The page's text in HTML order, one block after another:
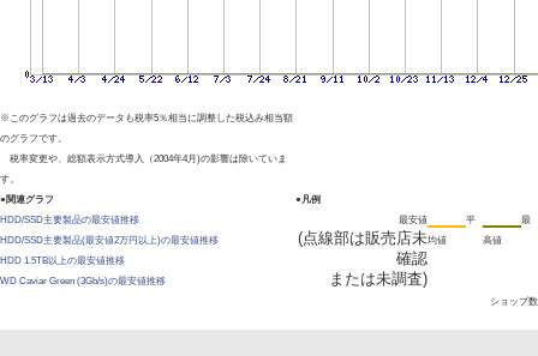
※このグラフは過去のデータも税率5％相当に調整した税込み相当額
のグラフです。
税率変更や、総額表示方式導入（2004年4月)の影響は除いていま
す。
●関連グラフ
HDD/SSD主要製品の最安値推移
HDD/SSD主要製品(最安値2万円以上)の最安値推移
HDD 1.5TB以上の最安値推移
WD Caviar Green (3Gb/s)の最安値推移
●凡例
最安値
(点線部は販売店未
確認
または未調査)
平
均値
最
高値
ショップ数